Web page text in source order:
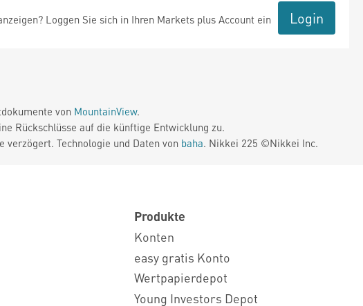
Loggen Sie sich in Ihren Markets plus Account ein Login
von MountainView.
Rückschlüsse auf die künftige Entwicklung zu.
Technologie und Daten von baha. Nikkei 225 ©Nikkei Inc.
Produkte
Konten
easy gratis Konto
Wertpapierdepot
Young Investors Depot